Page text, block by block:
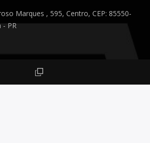
Marques , 595, Centro, CEP: 85550-
- PR